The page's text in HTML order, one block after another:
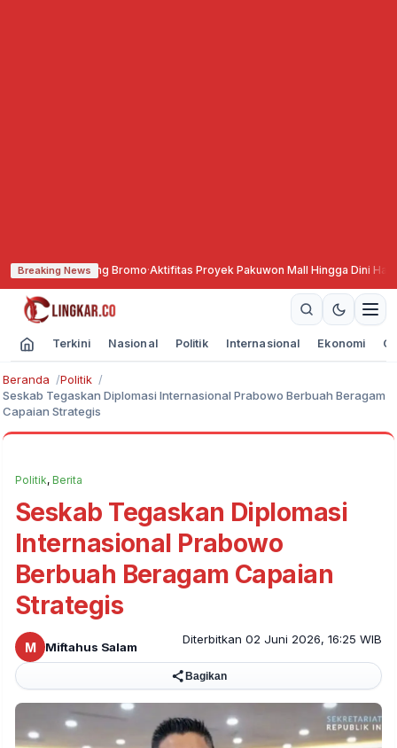
Breaking News
Gunung Bromo·Aktifitas Proyek Pakuwon Mall Hingga Dini Hari,
Terkini Nasional Politik Internasional Ekonomi
Beranda
Politik
Seskab Tegaskan Diplomasi Internasional Prabowo Berbuah Beragam
Capaian Strategis
Politik, Berita
Seskab Tegaskan Diplomasi
Internasional Prabowo
Berbuah Beragam Capaian
Strategis
M Miftahus Salam
Diterbitkan 02 Juni 2026, 16:25 WIB
Bagikan